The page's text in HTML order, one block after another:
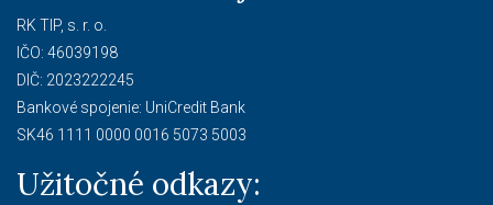
RK TIP, s. r. o.
IČO: 46039198
DIČ: 2023222245
Bankové spojenie: UniCredit Bank
SK46 1111 0000 0016 5073 5003
Užitočné odkazy: